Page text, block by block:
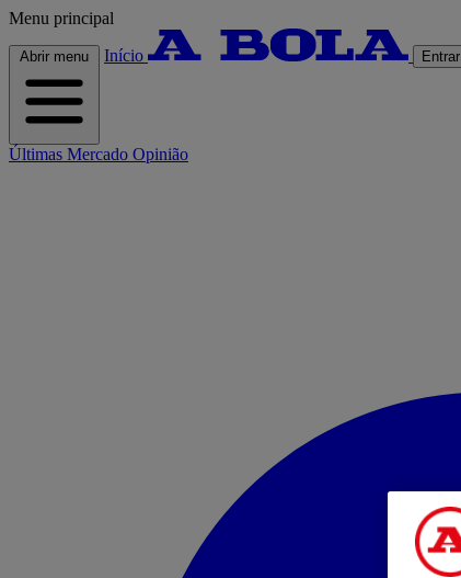
Menu principal
Abrir menu Início Entrar
Últimas Mercado Opinião